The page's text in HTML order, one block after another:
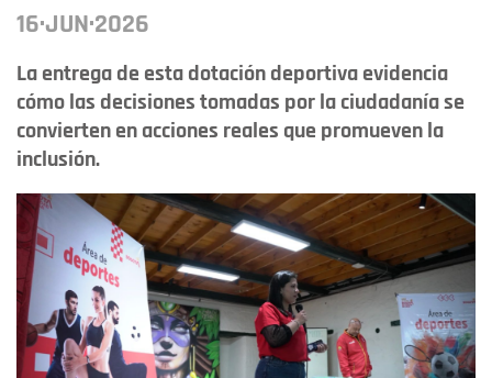
16·JUN·2026
La entrega de esta dotación deportiva evidencia
cómo las decisiones tomadas por la ciudadanía se
convierten en acciones reales que promueven la
inclusión.